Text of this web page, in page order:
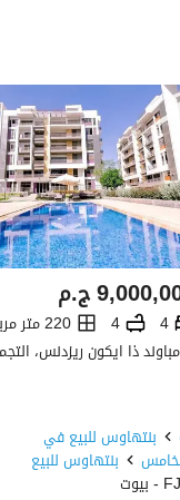
ج.م
4
4 220 متر مربع
بنتهاوس للبيع في
بنتهاوس للبيع